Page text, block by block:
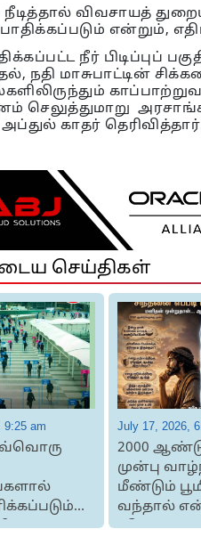
விவசாயத்
என்றும்,
நீர் பிடிப்புப்
நதி மாசுபாட்டின்
செலுத்துமாறு
காதர்
செய்திகள்
9:25 am July 17, 2026,
2000
முன்பு
மீண்டும்
வந்தால்
- வெ...